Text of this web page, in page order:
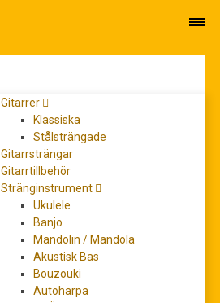
Gitarrer
Klassiska
Stålsträngade
Gitarrsträngar
Gitarrtillbehör
Stränginstrument
Ukulele
Banjo
Mandolin / Mandola
Akustisk Bas
Bouzouki
Autoharpa